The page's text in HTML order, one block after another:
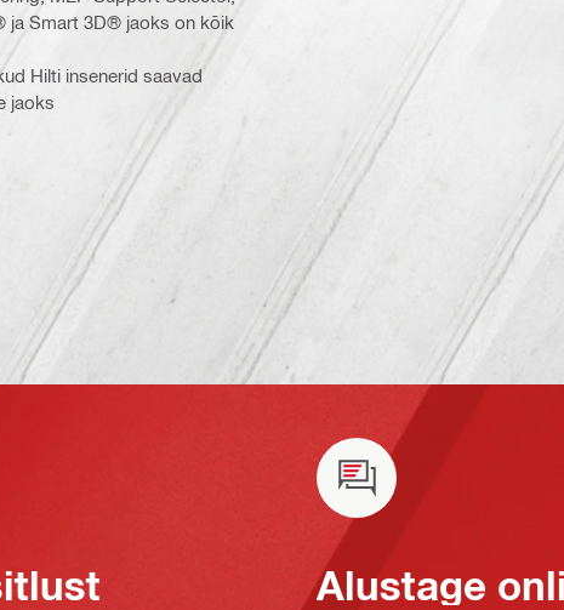
ja Smart 3D® jaoks on kõik
Hilti insenerid saavad
jaoks
Alustage